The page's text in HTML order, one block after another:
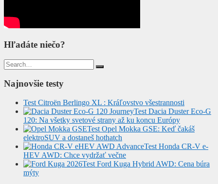
Hľadáte niečo?
Search
for:
Najnovšie testy
Test Citroën Berlingo XL : Kráľovstvo všestrannosti
Test Dacia Duster Eco-G
120: Na všetky svetové strany až ku koncu Európy
Test Opel Mokka GSE: Keď čakáš
elektroSUV a dostaneš hothatch
Test Honda CR-V e-
HEV AWD: Chce vydržať večne
Test Ford Kuga Hybrid AWD: Cena búra
mýty